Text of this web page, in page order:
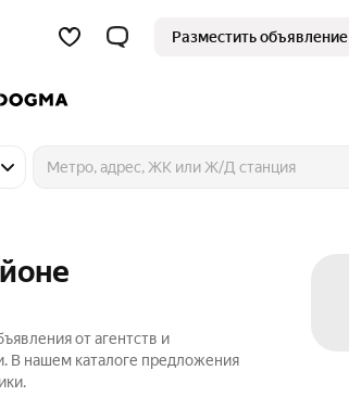
Разместить объявление
от агентств и
В нашем каталоге предложения